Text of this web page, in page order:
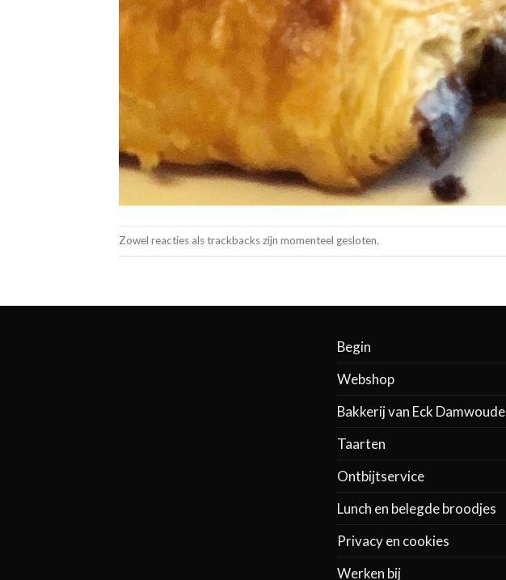
Zowel reacties als trackbacks zijn momenteel gesloten.
Begin
Webshop
Bakkerij van Eck Damwoude
Taarten
Ontbijtservice
Lunch en belegde broodjes
Privacy en cookies
Werken bij